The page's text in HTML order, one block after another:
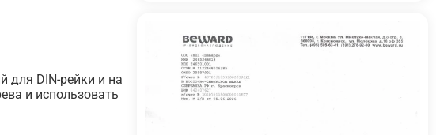
для DIN-рейки и на
и использовать